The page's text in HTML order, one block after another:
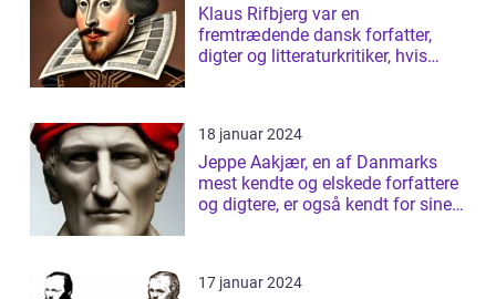
Klaus Rifbjerg var en
fremtrædende dansk forfatter,
digter og litteraturkritiker, hvis
18 januar 2024
Jeppe Aakjær, en af Danmarks
mest kendte og elskede forfattere
og digtere, er også kendt for sine
17 januar 2024